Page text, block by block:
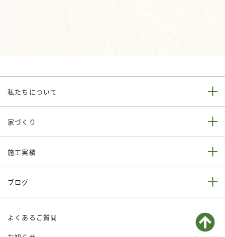
私たちについて
家づくり
施工実績
ブログ
よくあるご質問